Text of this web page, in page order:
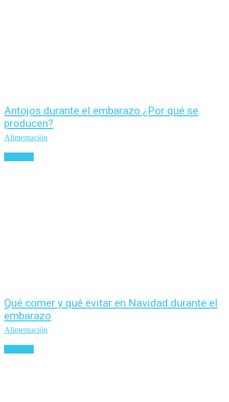
Antojos durante el embarazo ¿Por qué se
producen?
Alimentación
Qué comer y qué evitar en Navidad durante el
embarazo
Alimentación